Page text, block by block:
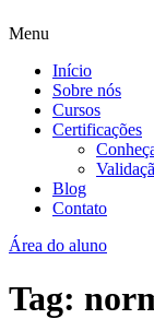
Menu
Início
Sobre nós
Cursos
Certificações
Blog
Contato
Área do aluno
Tag: